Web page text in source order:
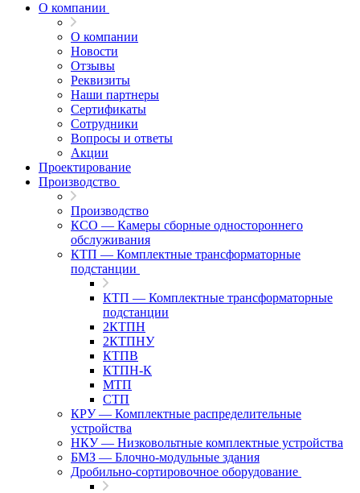
О компании
О компании
Новости
Отзывы
Реквизиты
Наши партнеры
Сертификаты
Сотрудники
Вопросы и ответы
Акции
Проектирование
Производство
Производство
КСО — Камеры сборные одностороннего
обслуживания
КТП — Комплектные трансформаторные
подстанции
КТП — Комплектные трансформаторные
подстанции
2КТПН
2КТПНУ
КТПВ
КТПН-К
МТП
СТП
КРУ — Комплектные распределительные
устройства
НКУ — Низковольтные комплектные устройства
БМЗ — Блочно-модульные здания
Дробильно-сортировочное оборудование